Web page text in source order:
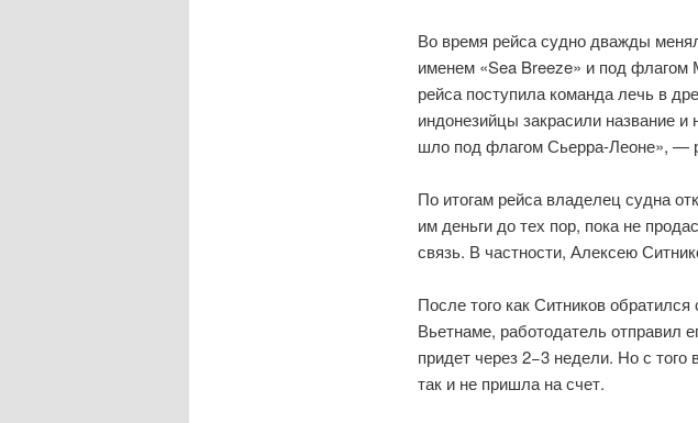
Во время рейса судно дважды
именем «Sea Breeze» и под флагом
рейса поступила команда лечь в
индонезийцы закрасили название
шло под флагом Сьерра-Леоне», —
По итогам рейса владелец судна
им деньги до тех пор, пока не
связь. В частности, Алексею
После того как Ситников
Вьетнаме, работодатель отправил
придет через 2−3 недели. Но с
так и не пришла на счет.